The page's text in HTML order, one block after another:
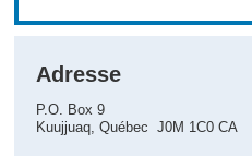
Adresse
P.O. Box 9
Kuujjuaq, Québec J0M 1C0 CA